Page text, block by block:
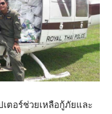
ตอร์ช่วยเหลือกู้ภัยและ